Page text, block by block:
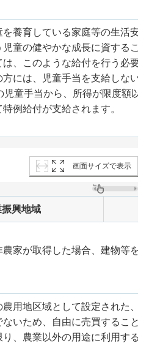
を養育している家庭等の生活安
児童の健やかな成長に資するこ
は、このような給付を行う必要
方には、児童手当を支給しない
児童手当から、所得が限度額以
例給付が支給されます。
画面サイズで表示
振興地域
農家が取得した場合、建物等を
農用地区域として設定された、
ないため、自由に売買すること
り、農業以外の用途に利用する